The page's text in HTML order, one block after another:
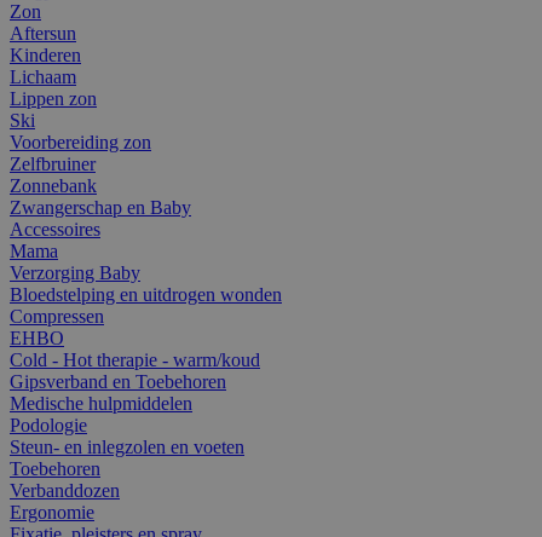
Zon
Aftersun
Kinderen
Lichaam
Lippen zon
Ski
Voorbereiding zon
Zelfbruiner
Zonnebank
Zwangerschap en Baby
Accessoires
Mama
Verzorging Baby
Bloedstelping en uitdrogen wonden
Compressen
EHBO
Cold - Hot therapie - warm/koud
Gipsverband en Toebehoren
Medische hulpmiddelen
Podologie
Steun- en inlegzolen en voeten
Toebehoren
Verbanddozen
Ergonomie